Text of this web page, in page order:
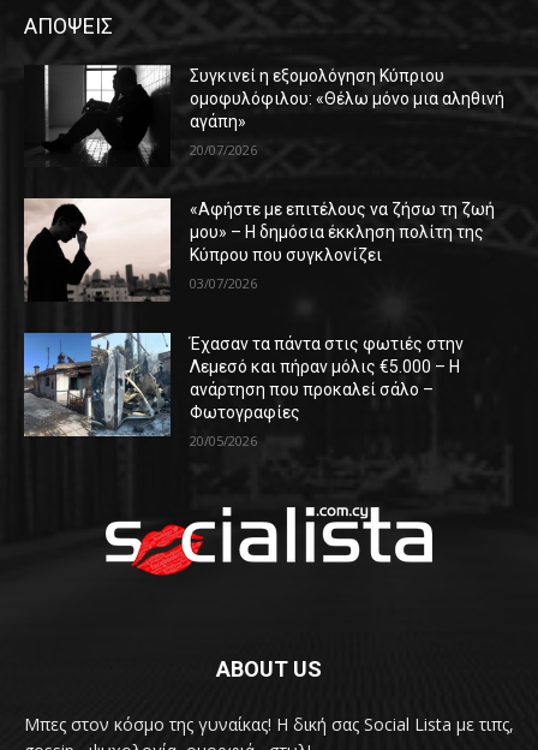
ΑΠΟΨΕΙΣ
Συγκινεί η εξομολόγηση Κύπριου
ομοφυλόφιλου: «Θέλω μόνο μια αληθινή
αγάπη»
20/07/2026
«Αφήστε με επιτέλους να ζήσω τη ζωή
μου» – Η δημόσια έκκληση πολίτη της
Κύπρου που συγκλονίζει
03/07/2026
Έχασαν τα πάντα στις φωτιές στην
Λεμεσό και πήραν μόλις €5.000 – Η
ανάρτηση που προκαλεί σάλο –
Φωτογραφίες
20/05/2026
ABOUT US
Μπες στον κόσμο της γυναίκας! H δική σας Social Lista με τιπς,